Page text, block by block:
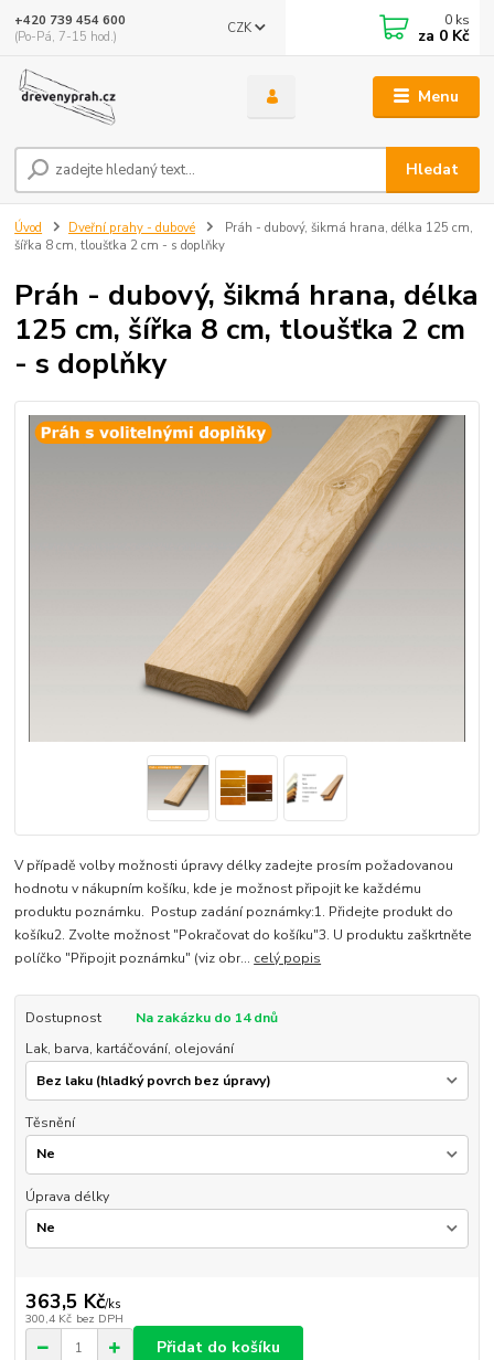
Menu
CZK
Hledat
+420 739 454 600
(Po-Pá, 7-15 hod.)
0 ks
za 0 Kč
Úvod Dveřní prahy - dubové
Práh - dubový, šikmá hrana, délka 125 cm,
šířka 8 cm, tloušťka 2 cm - s doplňky
Práh - dubový, šikmá hrana, délka
125 cm, šířka 8 cm, tloušťka 2 cm
- s doplňky
V případě volby možnosti úpravy délky zadejte prosím požadovanou
hodnotu v nákupním košíku, kde je možnost připojit ke každému
produktu poznámku. Postup zadání poznámky:1. Přidejte produkt do
košíku2. Zvolte možnost "Pokračovat do košíku"3. U produktu zaškrtněte
políčko "Připojit poznámku" (viz obr... celý popis
Dostupnost
Na zakázku do 14 dnů
Lak, barva, kartáčování, olejování
Těsnění
Úprava délky
363,5 Kč/ks
300,4 Kč bez DPH
Přidat do košíku